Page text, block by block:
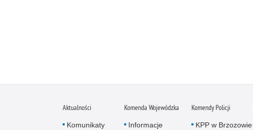
Aktualności
Komunikaty
Komenda Wojewódzka
Informacje
Komendy Policji
KPP w Brzozowie